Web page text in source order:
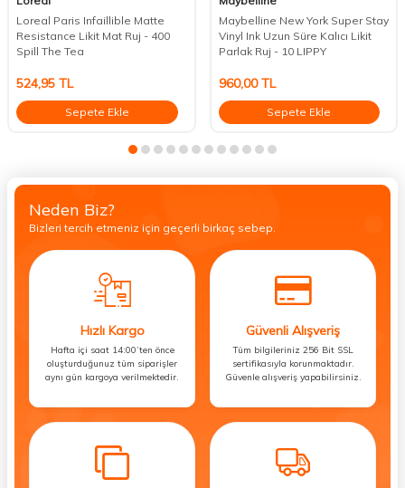
Loreal Paris Infaillible Matte
Resistance Likit Mat Ruj - 400
Spill The Tea
524,95 TL
Sepete Ekle
Maybelline New York Super Stay
Vinyl Ink Uzun Süre Kalıcı Likit
Parlak Ruj - 10 LIPPY
960,00TL
Sepete Ekle
Neden Biz?
Bizleri tercih etmeniz için geçerli birkaç sebep.
Hızlı Kargo
Hafta içi saat 14:00’ten önce
oluşturduğunuz tüm siparişler
aynı gün kargoya verilmektedir.
Güvenli Alışveriş
Tüm bilgileriniz 256 Bit SSL
sertifikasıyla korunmaktadır.
Güvenle alışveriş yapabilirsiniz.